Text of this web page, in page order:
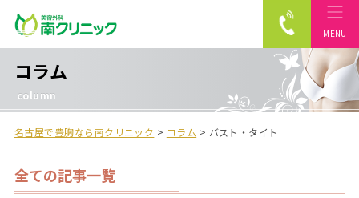
MENU
南クリニック
コラム
column
名古屋で豊胸なら南クリニック > コラム > バスト・タイト
全ての記事一覧